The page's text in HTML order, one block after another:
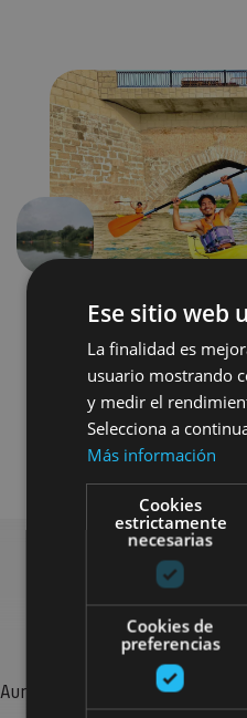
Aurrekoa
Bilatu
Aurkitu zure bidaia Nafarroan
Ese sitio web
La finalidad es
usuario mostrando
y medir el
Selecciona a
Más información
Cookies
estrictamente
necesarias
Cookies de
preferencias